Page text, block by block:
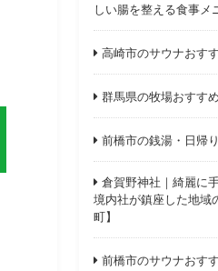
しい腸を整える食事メ
高崎市のサウナおす
群馬県の牧場おすす
前橋市の銭湯・日帰
倉賀野神社｜綺麗に
境内社が鎮座した地域
町】
前橋市のサウナおす